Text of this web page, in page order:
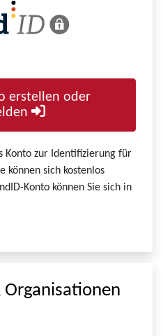
erstellen oder
Konto zur Identifizierung für
können sich kostenlos
Konto können Sie sich in